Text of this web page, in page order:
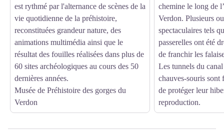
est rythmé par l'alternance de scènes de la
vie quotidienne de la préhistoire,
reconstituées grandeur nature, des
animations multimédia ainsi que le
résultat des fouilles réalisées dans plus de
60 sites archéologiques au cours des 50
dernières années.
Musée de Préhistoire des gorges du
Verdon
chemine le long de
Verdon. Plusieurs
spectaculaires tels
passerelles ont été
de franchir les
Les tunnels du
chauves-souris sont
de protéger leur
reproduction.